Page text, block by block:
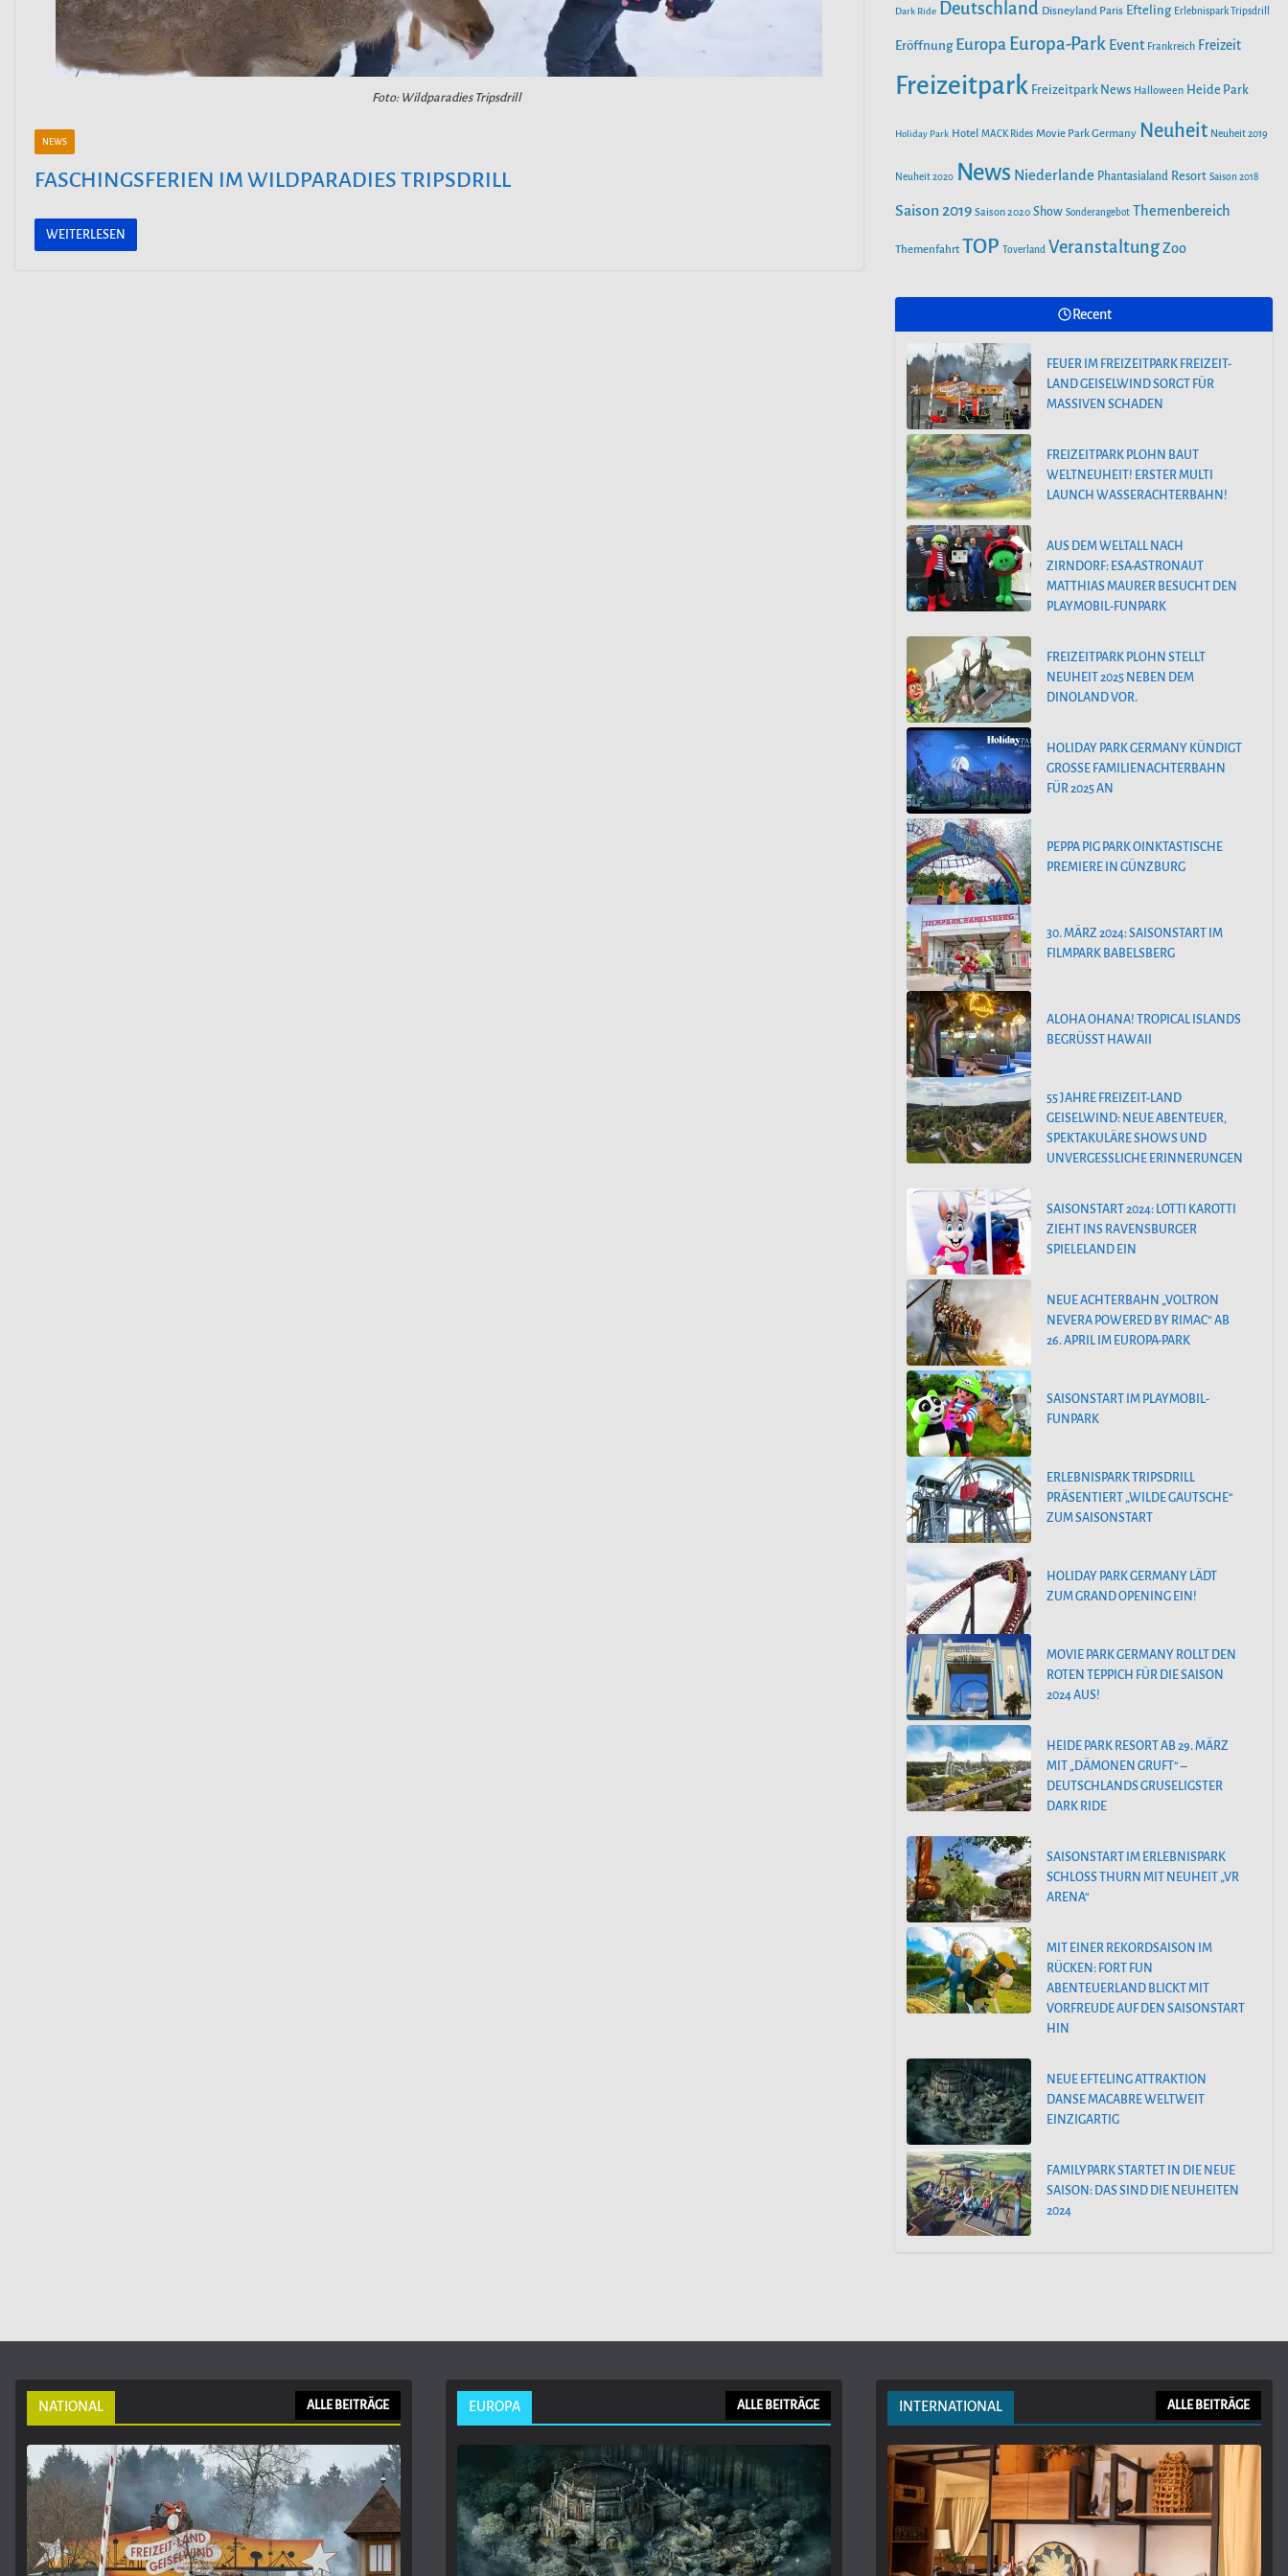
Foto: Wildparadies Tripsdrill
NEWS
FASCHINGSFERIEN IM WILDPARADIES TRIPSDRILL
WEITERLESEN
n
o
r
e
Dark Ride Deutschland Disneyland Paris Efteling Erlebnispark Tripsdrill
Eröffnung Europa Europa-Park Event Frankreich Freizeit
Freizeitpark Freizeitpark News Halloween Heide Park
Holiday Park Hotel MACK Rides Movie Park Germany Neuheit Neuheit 2019
Neuheit 2020 News Niederlande Phantasialand Resort Saison 2018
Saison 2019 Saison 2020 Show Sonderangebot Themenbereich
Themenfahrt TOP Toverland Veranstaltung Zoo
Recent
FEUER IM FREIZEITPARK FREIZEIT-
LAND GEISELWIND SORGT FÜR
MASSIVEN SCHADEN
FREIZEITPARK PLOHN BAUT
WELTNEUHEIT! ERSTER MULTI
LAUNCH WASSERACHTERBAHN!
AUS DEM WELTALL NACH
ZIRNDORF: ESA-ASTRONAUT
MATTHIAS MAURER BESUCHT DEN
PLAYMOBIL-FUNPARK
FREIZEITPARK PLOHN STELLT
NEUHEIT 2025 NEBEN DEM
DINOLAND VOR.
HOLIDAY PARK GERMANY KÜNDIGT
GROSSE FAMILIENACHTERBAHN F
ÜR 2025 AN
PEPPA PIG PARK OINKTASTISCHE
PREMIERE IN GÜNZBURG
30. MÄRZ 2024: SAISONSTART IM
FILMPARK BABELSBERG
ALOHA OHANA! TROPICAL ISLANDS
BEGRÜSST HAWAII
55 JAHRE FREIZEIT-LAND
GEISELWIND: NEUE ABENTEUER,
SPEKTAKULÄRE SHOWS UND
UNVERGESSLICHE ERINNERUNGEN
SAISONSTART 2024: LOTTI KAROTTI
ZIEHT INS RAVENSBURGER
SPIELELAND EIN
NEUE ACHTERBAHN „VOLTRON
NEVERA POWERED BY RIMAC“ AB
26. APRIL IM EUROPA-PARK
SAISONSTART IM PLAYMOBIL-
FUNPARK
ERLEBNISPARK TRIPSDRILL
PRÄSENTIERT „WILDE GAUTSCHE“
ZUM SAISONSTART
HOLIDAY PARK GERMANY LÄDT
ZUM GRAND OPENING EIN!
MOVIE PARK GERMANY ROLLT DEN
ROTEN TEPPICH FÜR DIE SAISON
2024 AUS!
HEIDE PARK RESORT AB 29. MÄRZ
MIT „DÄMONEN GRUFT“ –
DEUTSCHLANDS GRUSELIGSTER
DARK RIDE
SAISONSTART IM ERLEBNISPARK
SCHLOSS THURN MIT NEUHEIT „VR
ARENA“
MIT EINER REKORDSAISON IM
RÜCKEN: FORT FUN
ABENTEUERLAND BLICKT MIT
VORFREUDE AUF DEN SAISONSTART
HIN
NEUE EFTELING ATTRAKTION
DANSE MACABRE WELTWEIT
EINZIGARTIG
FAMILYPARK STARTET IN DIE NEUE
SAISON: DAS SIND DIE NEUHEITEN
2024
NATIONAL ALLE BEITRÄGE EUROPA ALLE BEITRÄGE INTERNATIONAL ALLE BEITRÄGE